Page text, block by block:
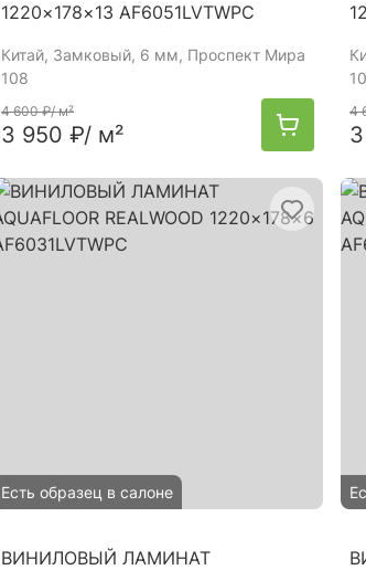
1220×178×13 AF6051LVTWPC
Китай, Замковый, 6 мм, Проспект Мира
108
4 600 ₽/ м²
3 950 ₽/ м²
4
Есть образец в салоне
ВИНИЛОВЫЙ ЛАМИНАТ